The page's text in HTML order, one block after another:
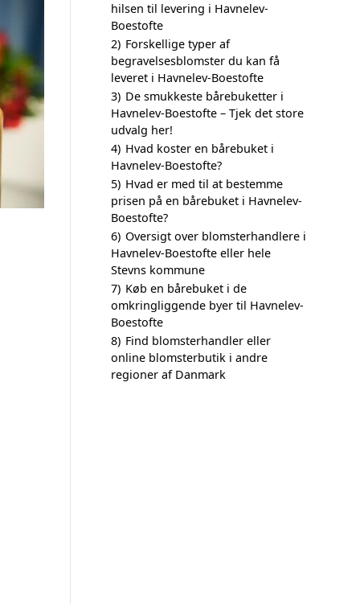
hilsen til levering i Havnelev-
Boestofte
2) Forskellige typer af
begravelsesblomster du kan få
leveret i Havnelev-Boestofte
3) De smukkeste bårebuketter i
Havnelev-Boestofte – Tjek det store
udvalg her!
4) Hvad koster en bårebuket i
Havnelev-Boestofte?
5) Hvad er med til at bestemme
prisen på en bårebuket i Havnelev-
Boestofte?
6) Oversigt over blomsterhandlere i
Havnelev-Boestofte eller hele
Stevns kommune
7) Køb en bårebuket i de
omkringliggende byer til Havnelev-
Boestofte
8) Find blomsterhandler eller
online blomsterbutik i andre
regioner af Danmark